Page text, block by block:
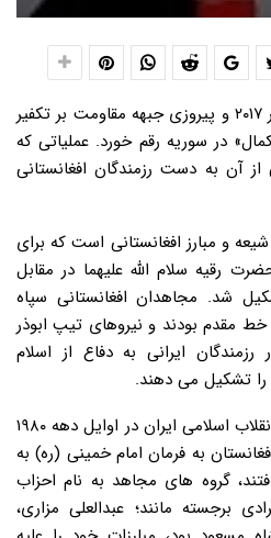
اعلام نابودی داعش در ۲۱ نوامبر ۲۰۱۷ و پیروزی جبهه مقاومت بر تکفیر
در سوریه رقم خورد. عملیاتی که
به دست رزمندگان افغانستانی
و مبارز افغانستانی است که برای
رقیه سلام الله علیهما در مقابل
شد. مجاهدان افغانستانی سپاه
مقدم بودند و نیروهای تیپ ابوذر
ایرانی به دفاع از اسلام
را تشکیل می دهند.
زمانی که نیروهای سپاه قدس انقلاب اسلامی ایران در اوایل دهه ۱۹۸۰
به فرمان امام خمینی (ره) به
گروه های مجاهد به نام احزاب
برجسته مانند؛ عبدالعلی مزاری،